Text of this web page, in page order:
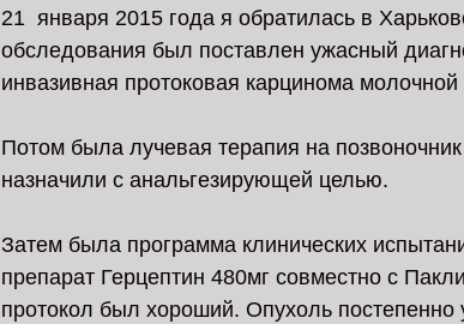
21  января 2015 года я обратилась в
обследования был поставлен ужасный
инвазивная протоковая карцинома
Потом была лучевая терапия на
назначили с анальгезирующей целью.
Затем была программа клинических
препарат Герцептин 480мг совместно с
протокол был хороший. Опухоль